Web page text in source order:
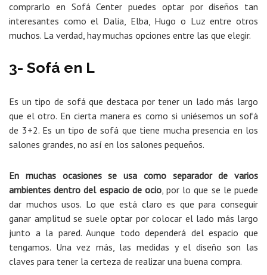
comprarlo en Sofá Center puedes optar por diseños tan
interesantes como el Dalia, Elba, Hugo o Luz entre otros
muchos. La verdad, hay muchas opciones entre las que elegir.
3- Sofá en L
Es un tipo de sofá que destaca por tener un lado más largo
que el otro. En cierta manera es como si uniésemos un sofá
de 3+2. Es un tipo de sofá que tiene mucha presencia en los
salones grandes, no así en los salones pequeños.
En muchas ocasiones se usa como separador de varios
ambientes dentro del espacio de ocio, por lo que se le puede
dar muchos usos. Lo que está claro es que para conseguir
ganar amplitud se suele optar por colocar el lado más largo
junto a la pared. Aunque todo dependerá del espacio que
tengamos. Una vez más, las medidas y el diseño son las
claves para tener la certeza de realizar una buena compra.